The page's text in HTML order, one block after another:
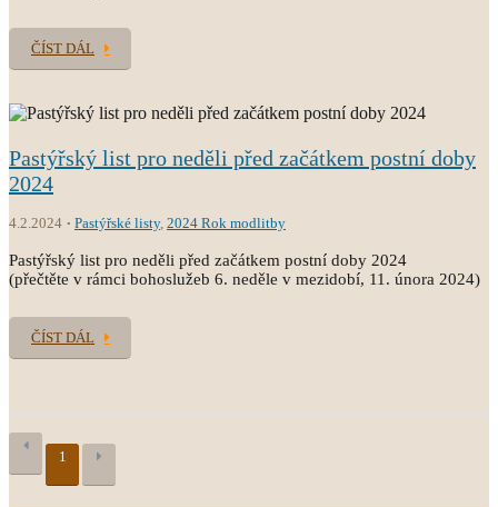
ČÍST DÁL
Pastýřský list pro neděli před začátkem postní doby
2024
4.2.2024 Pastýřské listy, 2024 Rok modlitby
Pastýřský list pro neděli před začátkem postní doby 2024
(přečtěte v rámci bohoslužeb 6. neděle v mezidobí, 11. února 2024)
ČÍST DÁL
1